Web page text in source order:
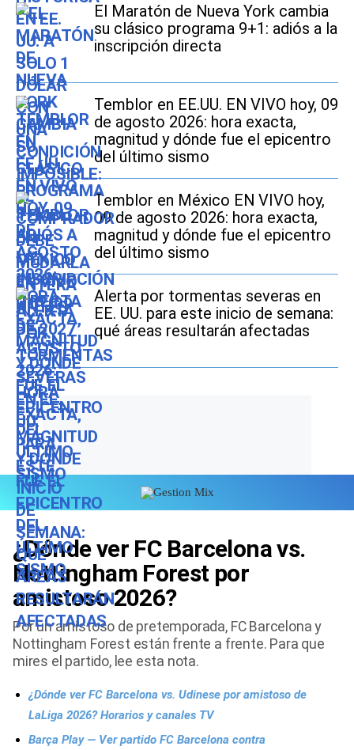
El Maratón de Nueva York cambia
su clásico programa 9+1: adiós a la
inscripción directa
Temblor en EE.UU. EN VIVO hoy, 09
de agosto 2026: hora exacta,
magnitud y dónde fue el epicentro
del último sismo
Temblor en México EN VIVO hoy,
09 de agosto 2026: hora exacta,
magnitud y dónde fue el epicentro
del último sismo
Alerta por tormentas severas en
EE. UU. para este inicio de semana:
qué áreas resultarán afectadas